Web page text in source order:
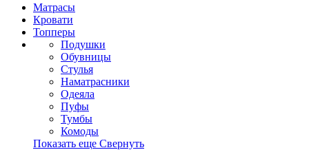
Матрасы
Кровати
Топперы
Подушки
Обувницы
Стулья
Наматрасники
Одеяла
Пуфы
Тумбы
Комоды
Показать еще Свернуть